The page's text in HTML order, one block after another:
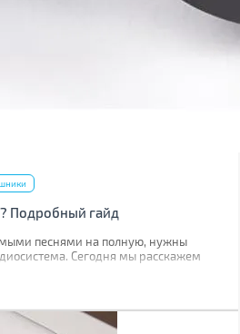
Подробный гайд
песнями на полную, нужны
Сегодня мы расскажем
которые нужно учесть при